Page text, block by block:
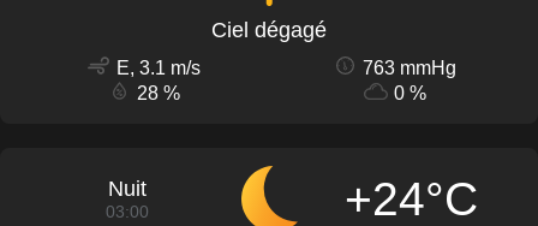
Ciel dégagé
E, 3.1 m/s
763 mmHg
28 %
0 %
Nuit
03:00 +24°C